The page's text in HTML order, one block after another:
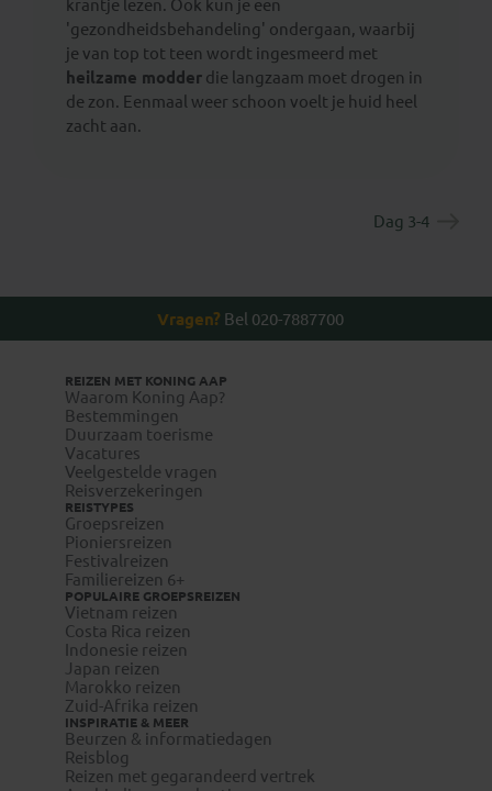
krantje lezen. Ook kun je een
'gezondheidsbehandeling' ondergaan, waarbij
je van top tot teen wordt ingesmeerd met
heilzame modder die langzaam moet drogen in
de zon. Eenmaal weer schoon voelt je huid heel
zacht aan.
Dag 3-4
Vragen? Bel 020-7887700
REIZEN MET KONING AAP
Waarom Koning Aap?
Bestemmingen
Duurzaam toerisme
Vacatures
Veelgestelde vragen
Reisverzekeringen
REISTYPES
Groepsreizen
Pioniersreizen
Festivalreizen
Familiereizen 6+
POPULAIRE GROEPSREIZEN
Vietnam reizen
Costa Rica reizen
Indonesie reizen
Japan reizen
Marokko reizen
Zuid-Afrika reizen
INSPIRATIE & MEER
Beurzen & informatiedagen
Reisblog
Reizen met gegarandeerd vertrek